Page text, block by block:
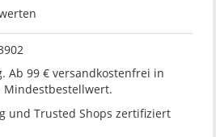
Ab 99 € versandkostenfrei in
Mindestbestellwert.
und Trusted Shops zertifiziert